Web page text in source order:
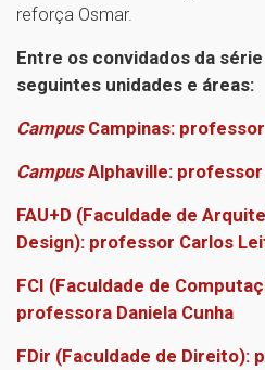
reforça Osmar.
Entre os convidados da
seguintes unidades e áreas:
Campus Campinas:
CampusAlphaville:
FAU+D (Faculdade de
Design): professor Carlos
FCI (Faculdade de
professora Daniela Cunha
FDir (Faculdade de Direito):